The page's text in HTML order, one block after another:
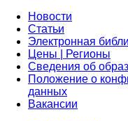
Новости
Статьи
Электронная
Цены | Регионы
Сведения об
Положение о
данных
Вакансии